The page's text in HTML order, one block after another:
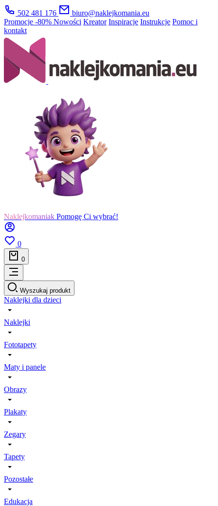
502 481 176
biuro@naklejkomania.eu
Promocje -80% Nowości Kreator Inspiracje Instrukcje Pomoc i
kontakt
Naklejkomaniak Pomogę Ci wybrać!
0
0
Wyszukaj produkt
Naklejki dla dzieci
Naklejki
Fototapety
Maty i panele
Obrazy
Plakaty
Zegary
Tapety
Pozostałe
Edukacja